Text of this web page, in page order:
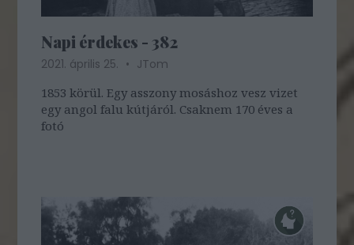
Napi érdekes - 382
2021. április 25.
JTom
1853 körül. Egy asszony mosáshoz vesz vizet
egy angol falu kútjáról. Csaknem 170 éves a
fotó